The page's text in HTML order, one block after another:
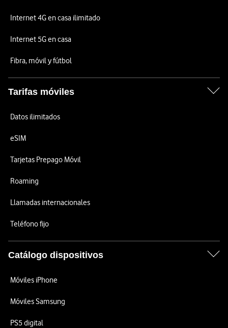
Internet 4G en casa ilimitado
Internet 5G en casa
Fibra, móvil y fútbol
Tarifas móviles
Datos ilimitados
eSIM
Tarjetas Prepago Móvil
Roaming
Llamadas internacionales
Teléfono fijo
Catálogo dispositivos
Móviles iPhone
Móviles Samsung
PS5 digital